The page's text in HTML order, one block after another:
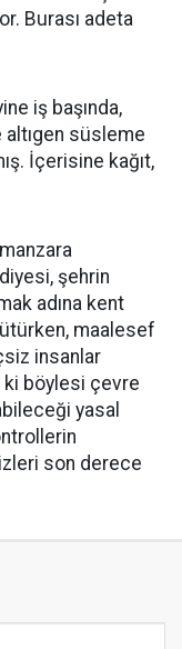
Burası adeta
iş başında,
süsleme
İçerisine kağıt,
şehrin
adına kent
maalesef
insanlar
böylesi çevre
yasal
son derece